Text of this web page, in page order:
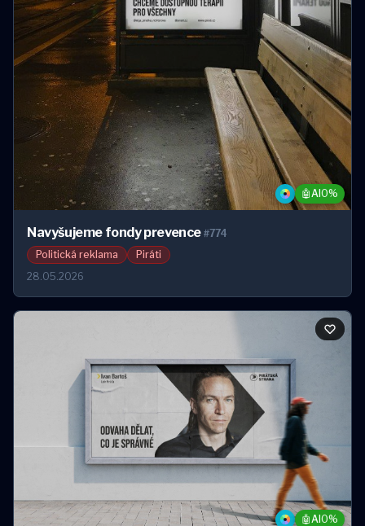
🤖 AI0%
Navyšujeme fondy prevence #774
Politická reklama
Piráti
28.05.2026
🤖 AI0%